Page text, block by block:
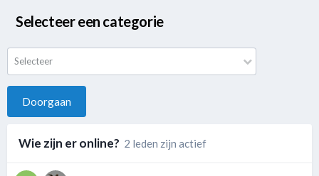
Selecteer een categorie
Selecteer
Doorgaan
Wie zijn er online? 2 leden zijn actief